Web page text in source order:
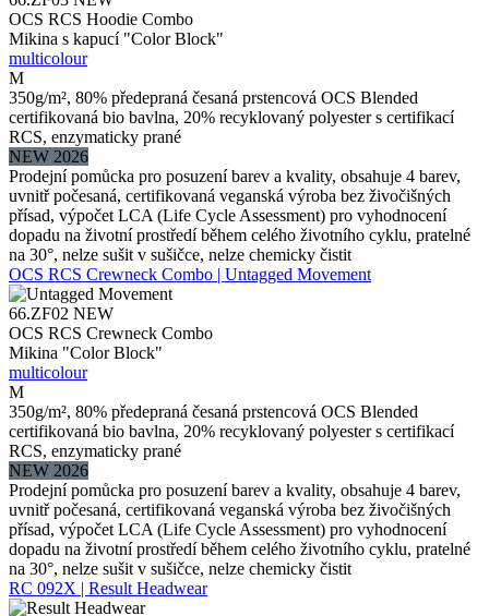
OCS RCS Hoodie Combo
Mikina s kapucí "Color Block"
multicolour
M
350g/m², 80% předepraná česaná prstencová OCS Blended
certifikovaná bio bavlna, 20% recyklovaný polyester s certifikací
RCS, enzymaticky prané
NEW 2026
Prodejní pomůcka pro posuzení barev a kvality, obsahuje 4 barev,
uvnitř počesaná, certifikovaná veganská výroba bez živočišných
přísad, výpočet LCA (Life Cycle Assessment) pro vyhodnocení
dopadu na životní prostředí během celého životního cyklu, pratelné
na 30°, nelze sušit v sušičce, nelze chemicky čistit
OCS RCS Crewneck Combo | Untagged Movement
66.ZF02 NEW
OCS RCS Crewneck Combo
Mikina "Color Block"
multicolour
M
350g/m², 80% předepraná česaná prstencová OCS Blended
certifikovaná bio bavlna, 20% recyklovaný polyester s certifikací
RCS, enzymaticky prané
NEW 2026
Prodejní pomůcka pro posuzení barev a kvality, obsahuje 4 barev,
uvnitř počesaná, certifikovaná veganská výroba bez živočišných
přísad, výpočet LCA (Life Cycle Assessment) pro vyhodnocení
dopadu na životní prostředí během celého životního cyklu, pratelné
na 30°, nelze sušit v sušičce, nelze chemicky čistit
RC 092X | Result Headwear